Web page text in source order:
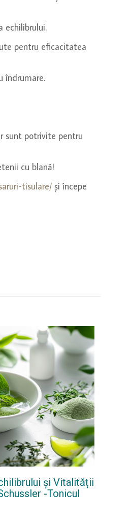
echilibrului.
pentru eficacitatea
îndrumare.
sunt potrivite pentru
cu blană!
tisulare/ și începe
și Vitalității
-Tonicul